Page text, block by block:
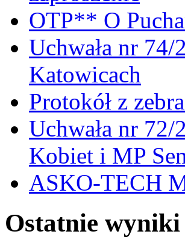
OTP** O
Uchwała nr
Katowicach
Protokół z
Uchwała nr
Kobiet i MP
ASKO-TECH
Ostatnie wyniki